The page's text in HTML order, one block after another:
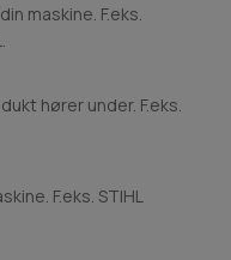
maskine. F.eks.
hører under. F.eks.
F.eks. STIHL